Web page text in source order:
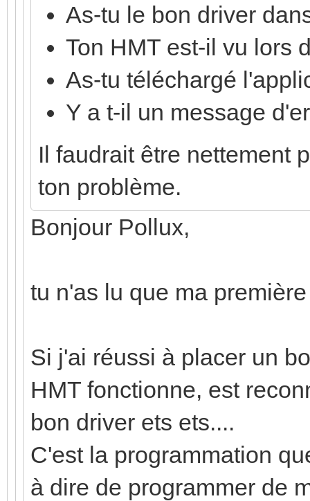
As-tu le bon driver
Ton HMT est-il vu lors
As-tu téléchargé
Y a t-il un message
Il faudrait être nettement
ton problème.
Bonjour Pollux,
tu n'as lu que ma
Si j'ai réussi à placer un
HMT fonctionne, est
bon driver ets ets....
C'est la programmation
à dire de programmer de